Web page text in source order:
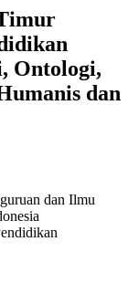
Ontologi,
dan
dan Ilmu